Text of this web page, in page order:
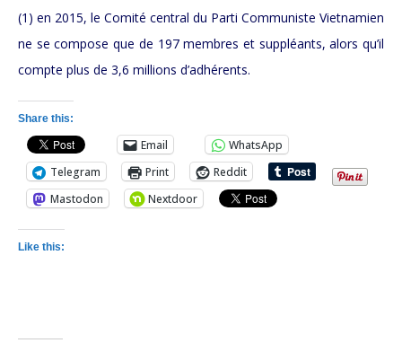
(1) en 2015, le Comité central du Parti Communiste Vietnamien
ne se compose que de 197 membres et suppléants, alors qu’il
compte plus de 3,6 millions d’adhérents.
Share this:
Email
WhatsApp
Telegram
Print
Reddit
Mastodon
Nextdoor
Like this: